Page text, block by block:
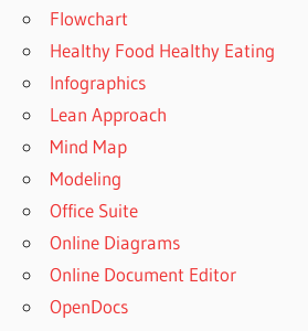
Flowchart
Healthy Food Healthy Eating
Infographics
Lean Approach
Mind Map
Modeling
Office Suite
Online Diagrams
Online Document Editor
OpenDocs